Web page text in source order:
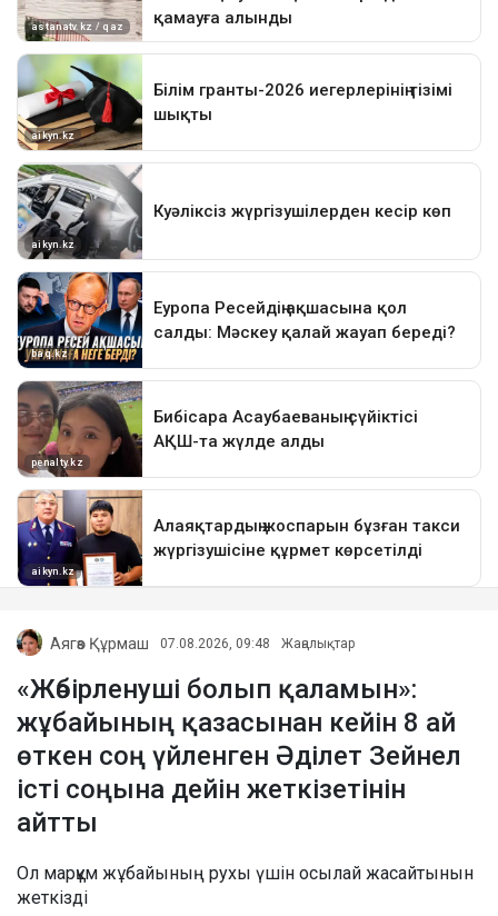
Аягөз Құрмаш 07.08.2026, 09:48 Жаңалықтар
«Жәбірленуші болып қаламын»:
жұбайының қазасынан кейін 8 ай
өткен соң үйленген Әділет Зейнел
істі соңына дейін жеткізетінін
айтты
Ол марқұм жұбайының рухы үшін осылай жасайтынын
жеткізді